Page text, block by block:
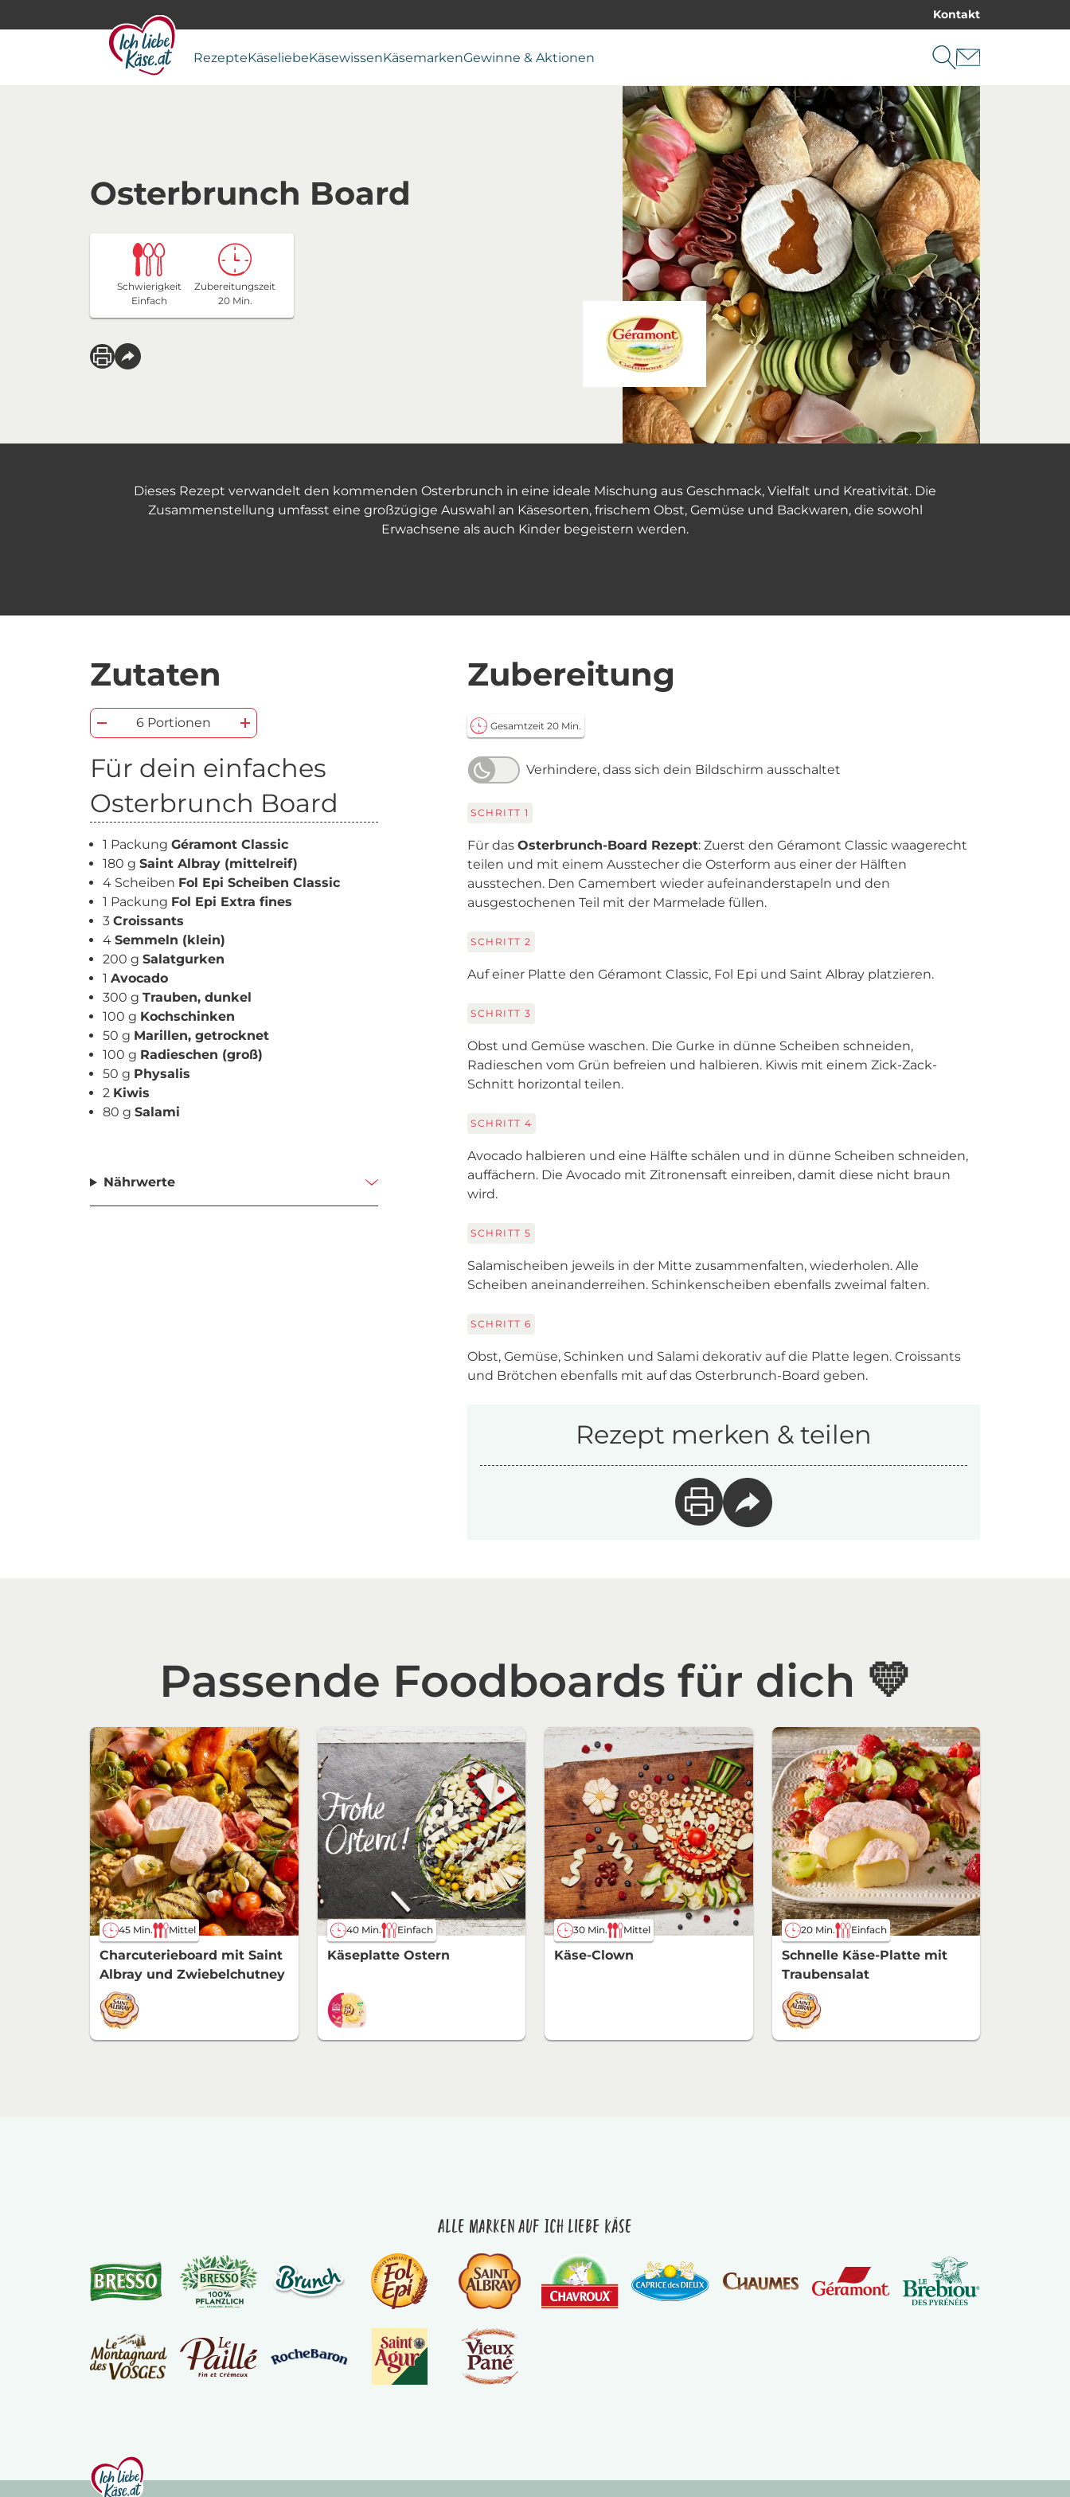
Kontakt
RezepteKäseliebeKäsewissenKäsemarkenGewinne & Aktionen
Osterbrunch Board
Schwierigkeit
Einfach
Zubereitungszeit
20 Min.
Dieses Rezept verwandelt den kommenden Osterbrunch in eine ideale Mischung aus Geschmack, Vielfalt und Kreativität. Die
Zusammenstellung umfasst eine großzügige Auswahl an Käsesorten, frischem Obst, Gemüse und Backwaren, die sowohl
Erwachsene als auch Kinder begeistern werden.
Zutaten
6 Portionen
Für dein einfaches
Osterbrunch Board
1 Packung Géramont Classic
180 g Saint Albray (mittelreif)
4 Scheiben Fol Epi Scheiben Classic
1 Packung Fol Epi Extra fines
3 Croissants
4 Semmeln (klein)
200 g Salatgurken
1 Avocado
300 g Trauben, dunkel
100 g Kochschinken
50 g Marillen, getrocknet
100 g Radieschen (groß)
50 g Physalis
2 Kiwis
80 g Salami
Nährwerte
Zubereitung
Gesamtzeit 20 Min.
Verhindere, dass sich dein Bildschirm ausschaltet
SCHRITT 1
Für das Osterbrunch-Board Rezept: Zuerst den Géramont Classic waagerecht
teilen und mit einem Ausstecher die Osterform aus einer der Hälften
ausstechen. Den Camembert wieder aufeinanderstapeln und den
ausgestochenen Teil mit der Marmelade füllen.
SCHRITT 2
Auf einer Platte den Géramont Classic, Fol Epi und Saint Albray platzieren.
SCHRITT 3
Obst und Gemüse waschen. Die Gurke in dünne Scheiben schneiden,
Radieschen vom Grün befreien und halbieren. Kiwis mit einem Zick-Zack-
Schnitt horizontal teilen.
SCHRITT 4
Avocado halbieren und eine Hälfte schälen und in dünne Scheiben schneiden,
auffächern. Die Avocado mit Zitronensaft einreiben, damit diese nicht braun
wird.
SCHRITT 5
Salamischeiben jeweils in der Mitte zusammenfalten, wiederholen. Alle
Scheiben aneinanderreihen. Schinkenscheiben ebenfalls zweimal falten.
SCHRITT 6
Obst, Gemüse, Schinken und Salami dekorativ auf die Platte legen. Croissants
und Brötchen ebenfalls mit auf das Osterbrunch-Board geben.
Rezept merken & teilen
Passende Foodboards für dich 💛
45 Min. Mittel
Charcuterieboard mit Saint
Albray und Zwiebelchutney
40 Min. Einfach
Käseplatte Ostern
30 Min. Mittel
Käse-Clown
20 Min. Einfach
Schnelle Käse-Platte mit
Traubensalat
Alle Marken auf Ich liebe Käse